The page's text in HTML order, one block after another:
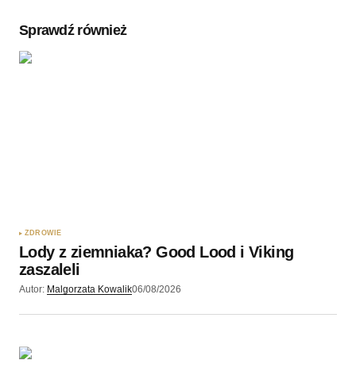
Sprawdź również
ZDROWIE
Lody z ziemniaka? Good Lood i Viking
zaszaleli
Autor: Malgorzata Kowalik06/08/2026